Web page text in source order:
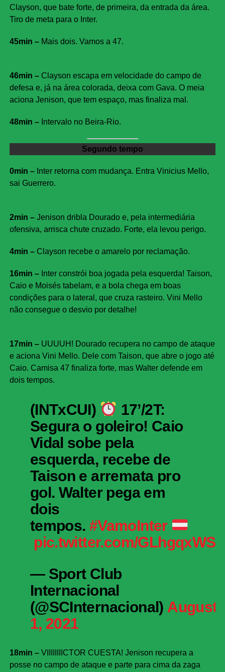
Clayson, que bate forte, de primeira, da entrada da área.
Tiro de meta para o Inter.
45min – Mais dois. Vamos a 47.
46min – Clayson escapa em velocidade do campo de
defesa e, já na área colorada, deixa com Gava. O meia
aciona Jenison, que tem espaço, mas finaliza mal.
48min – Intervalo no Beira-Rio.
Segundo tempo
0min – Inter retorna com mudança. Entra Vinicius Mello,
sai Guerrero.
2min – Jenison dribla Dourado e, pela intermediária
ofensiva, arrisca chute cruzado. Forte, ela levou perigo.
4min – Clayson recebe o amarelo por reclamação.
16min – Inter constrói boa jogada pela esquerda! Taison,
Caio e Moisés tabelam, e a bola chega em boas
condições para o lateral, que cruza rasteiro. Vini Mello
não consegue o desvio por detalhe!
17min – UUUUH! Dourado recupera no campo de ataque
e aciona Vini Mello. Dele com Taison, que abre o jogo até
Caio. Camisa 47 finaliza forte, mas Walter defende em
dois tempos.
(INTxCUI)
17’/2T:
Segura o goleiro! Caio
Vidal sobe pela
esquerda, recebe de
Taison e arremata pro
gol. Walter pega em
dois
tempos. #VamoInter
pic.twitter.com/
— Sport Club
Internacional
(@SCInternacional) August
1, 2021
18min – VIIIIIIIICTOR CUESTA! Jenison recupera a
posse no campo de ataque e parte para cima da zaga